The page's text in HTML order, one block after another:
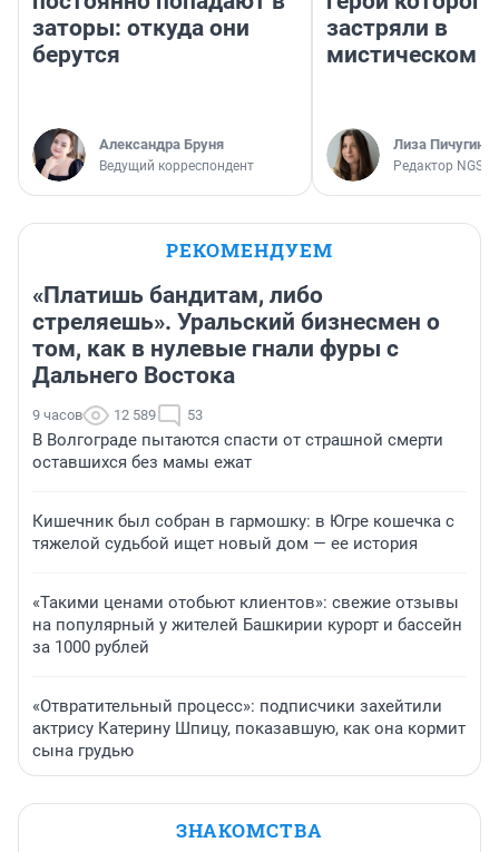
заторы: откуда они
берутся
Александра Бруня
Ведущий корреспондент
застряли в
мистическом
Лиза Пичугина
Редактор
РЕКОМЕНДУЕМ
«Платишь бандитам, либо
стреляешь». Уральский бизнесмен о
том, как в нулевые гнали фуры с
Дальнего Востока
9 часов 12 589 53
В Волгограде пытаются спасти от страшной смерти
оставшихся без мамы ежат
Кишечник был собран в гармошку: в Югре кошечка с
тяжелой судьбой ищет новый дом — ее история
«Такими ценами отобьют клиентов»: свежие отзывы
на популярный у жителей Башкирии курорт и бассейн
за 1000 рублей
«Отвратительный процесс»: подписчики захейтили
актрису Катерину Шпицу, показавшую, как она кормит
сына грудью
ЗНАКОМСТВА